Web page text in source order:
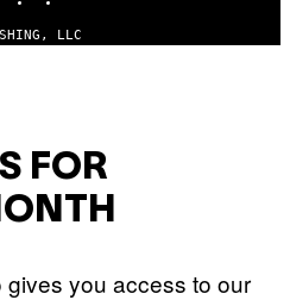
LLC
FOR
you access to our